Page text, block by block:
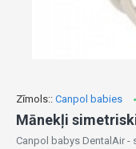
Zīmols:: Canpol babies
Canpol babys DentalAir -